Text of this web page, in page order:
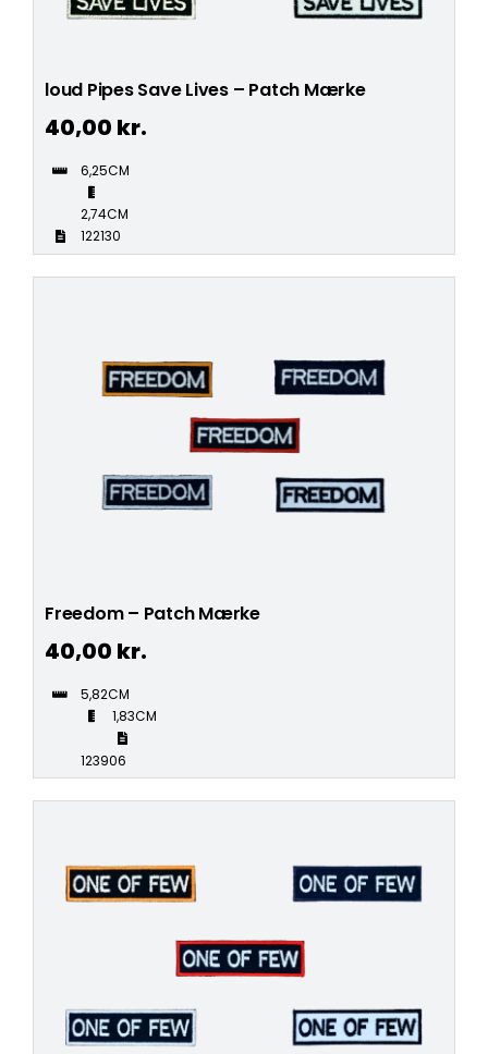
loud Pipes Save Lives – Patch Mærke
40,00 kr.
6,25CM
2,74CM
122130
Freedom – Patch Mærke
40,00 kr.
5,82CM
1,83CM
123906